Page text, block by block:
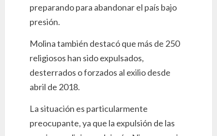
preparando para abandonar el país bajo
presión.
Molina también destacó que más de 250
religiosos han sido expulsados,
desterrados o forzados al exilio desde
abril de 2018.
La situación es particularmente
preocupante, ya que la expulsión de las